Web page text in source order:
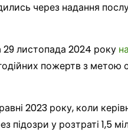
через надання
листопада 2024 року
пожертв з
2023 року, коли
підозри у розтраті 1,5